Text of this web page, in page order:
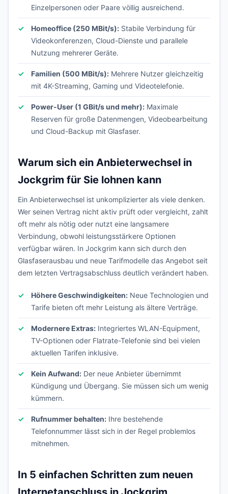
Einzelpersonen oder Paare völlig ausreichend.
Homeoffice (250 MBit/s): Stabile Verbindung für
Videokonferenzen, Cloud-Dienste und parallele
Nutzung mehrerer Geräte.
Familien (500 MBit/s): Mehrere Nutzer gleichzeitig
mit 4K-Streaming, Gaming und Videotelefonie.
Power-User (1 GBit/s und mehr): Maximale
Reserven für große Datenmengen, Videobearbeitung
und Cloud-Backup mit Glasfaser.
Warum sich ein Anbieterwechsel in
Jockgrim für Sie lohnen kann
Ein Anbieterwechsel ist unkomplizierter als viele denken.
Wer seinen Vertrag nicht aktiv prüft oder vergleicht, zahlt
oft mehr als nötig oder nutzt eine langsamere
Verbindung, obwohl leistungsstärkere Optionen
verfügbar wären. In Jockgrim kann sich durch den
Glasfaserausbau und neue Tarifmodelle das Angebot seit
dem letzten Vertragsabschluss deutlich verändert haben.
Höhere Geschwindigkeiten: Neue Technologien und
Tarife bieten oft mehr Leistung als ältere Verträge.
Modernere Extras: Integriertes WLAN-Equipment,
TV-Optionen oder Flatrate-Telefonie sind bei vielen
aktuellen Tarifen inklusive.
Kein Aufwand: Der neue Anbieter übernimmt
Kündigung und Übergang. Sie müssen sich um wenig
kümmern.
Rufnummer behalten: Ihre bestehende
Telefonnummer lässt sich in der Regel problemlos
mitnehmen.
In 5 einfachen Schritten zum neuen